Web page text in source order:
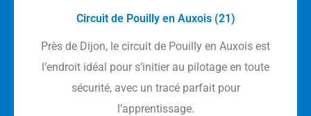
Circuit de Pouilly en Auxois (21)
Près de Dijon, le circuit de Pouilly en Auxois est
l’endroit idéal pour s’initier au pilotage en toute
sécurité, avec un tracé parfait pour
l’apprentissage.